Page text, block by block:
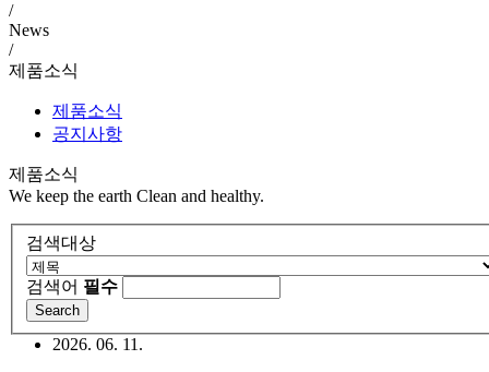
/
News
/
제품소식
제품소식
공지사항
제품소식
We keep the earth Clean and healthy.
검색대상
검색어 필수
2026. 06. 11.